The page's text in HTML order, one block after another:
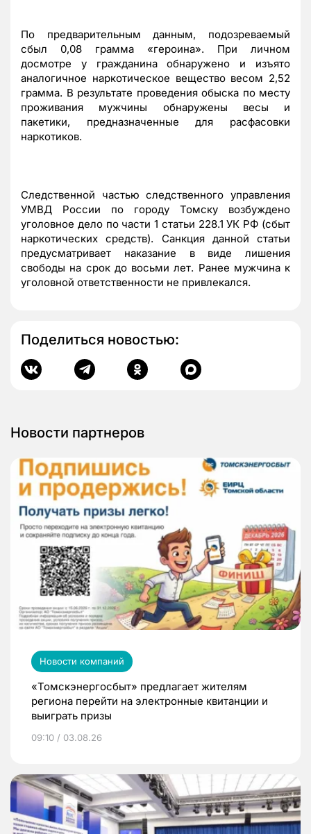
По предварительным данным, подозреваемый
сбыл 0,08 грамма «героина». При личном
досмотре у гражданина обнаружено и изъято
аналогичное наркотическое вещество весом 2,52
грамма. В результате проведения обыска по месту
проживания мужчины обнаружены весы и
пакетики, предназначенные для расфасовки
наркотиков.
Следственной частью следственного управления
УМВД России по городу Томску возбуждено
уголовное дело по части 1 статьи 228.1 УК РФ (сбыт
наркотических средств). Санкция данной статьи
предусматривает наказание в виде лишения
свободы на срок до восьми лет. Ранее мужчина к
уголовной ответственности не привлекался.
Поделиться новостью:
Новости партнеров
Новости компаний
«Томскэнергосбыт» предлагает жителям
региона перейти на электронные квитанции и
выиграть призы
09:10 / 03.08.26